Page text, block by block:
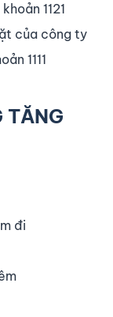
1121
của công ty
1111
TĂNG
đi